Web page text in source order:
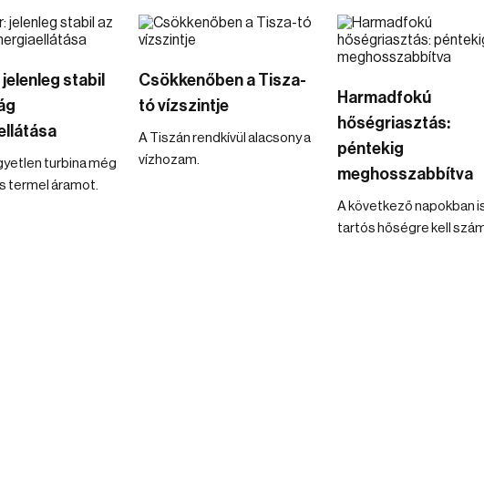
jelenleg stabil
turbina még
termel áramot.
Csökkenőben a Tisza-
tó vízszintje
A Tiszán rendkívül alacsony a
vízhozam.
Harmadfokú
hőségriasztás:
péntekig
meghosszabbítva
A következő napokban
tartós hőségre kell